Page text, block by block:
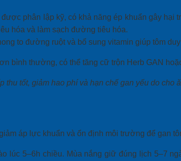
phân lập kỹ, có khả năng ép khuẩn gây hại
hóa và làm sạch đường tiêu hóa.
to đường ruột và bổ sung vitamin giúp tôm
bình thường, có thể tăng cữ trộn Herb GAN
thu tốt, giảm hao phí và hạn chế gan yếu do cho
áp lực khuẩn và ổn định môi trường để gan
lúc 5–6h chiều. Mùa nắng giữ đúng lịch 5–7